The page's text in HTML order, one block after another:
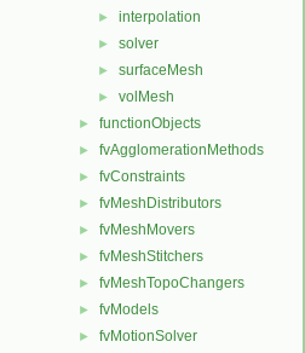
► interpolation
► solver
► surfaceMesh
► volMesh
► functionObjects
► fvAgglomerationMethods
► fvConstraints
► fvMeshDistributors
► fvMeshMovers
► fvMeshStitchers
► fvMeshTopoChangers
► fvModels
► fvMotionSolver